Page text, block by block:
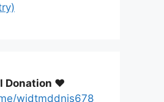
Donation ♥️
wjdtmddnjs678